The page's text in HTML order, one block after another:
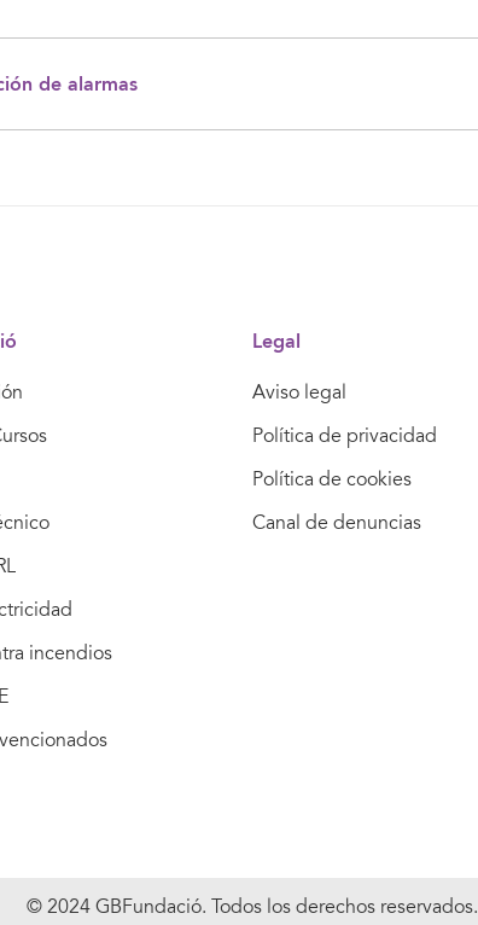
de alarmas
incendios
Legal
Aviso legal
Política de privacidad
Política de cookies
Canal de denuncias
© 2024 GBFundació. Todos los derechos reservados.